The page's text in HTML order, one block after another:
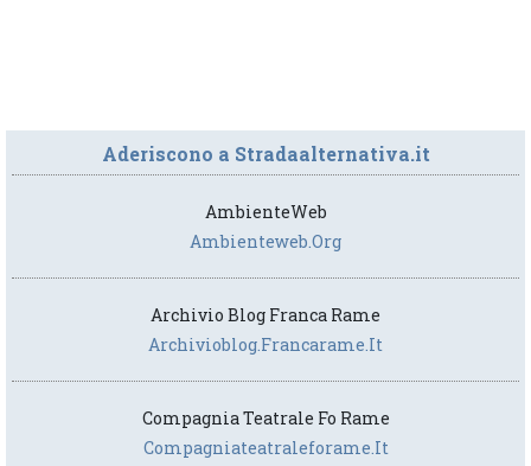
Aderiscono a Stradaalternativa.it
AmbienteWeb
Ambienteweb.org
Archivio Blog Franca Rame
Archivioblog.francarame.it
Compagnia Teatrale Fo Rame
Compagniateatraleforame.it